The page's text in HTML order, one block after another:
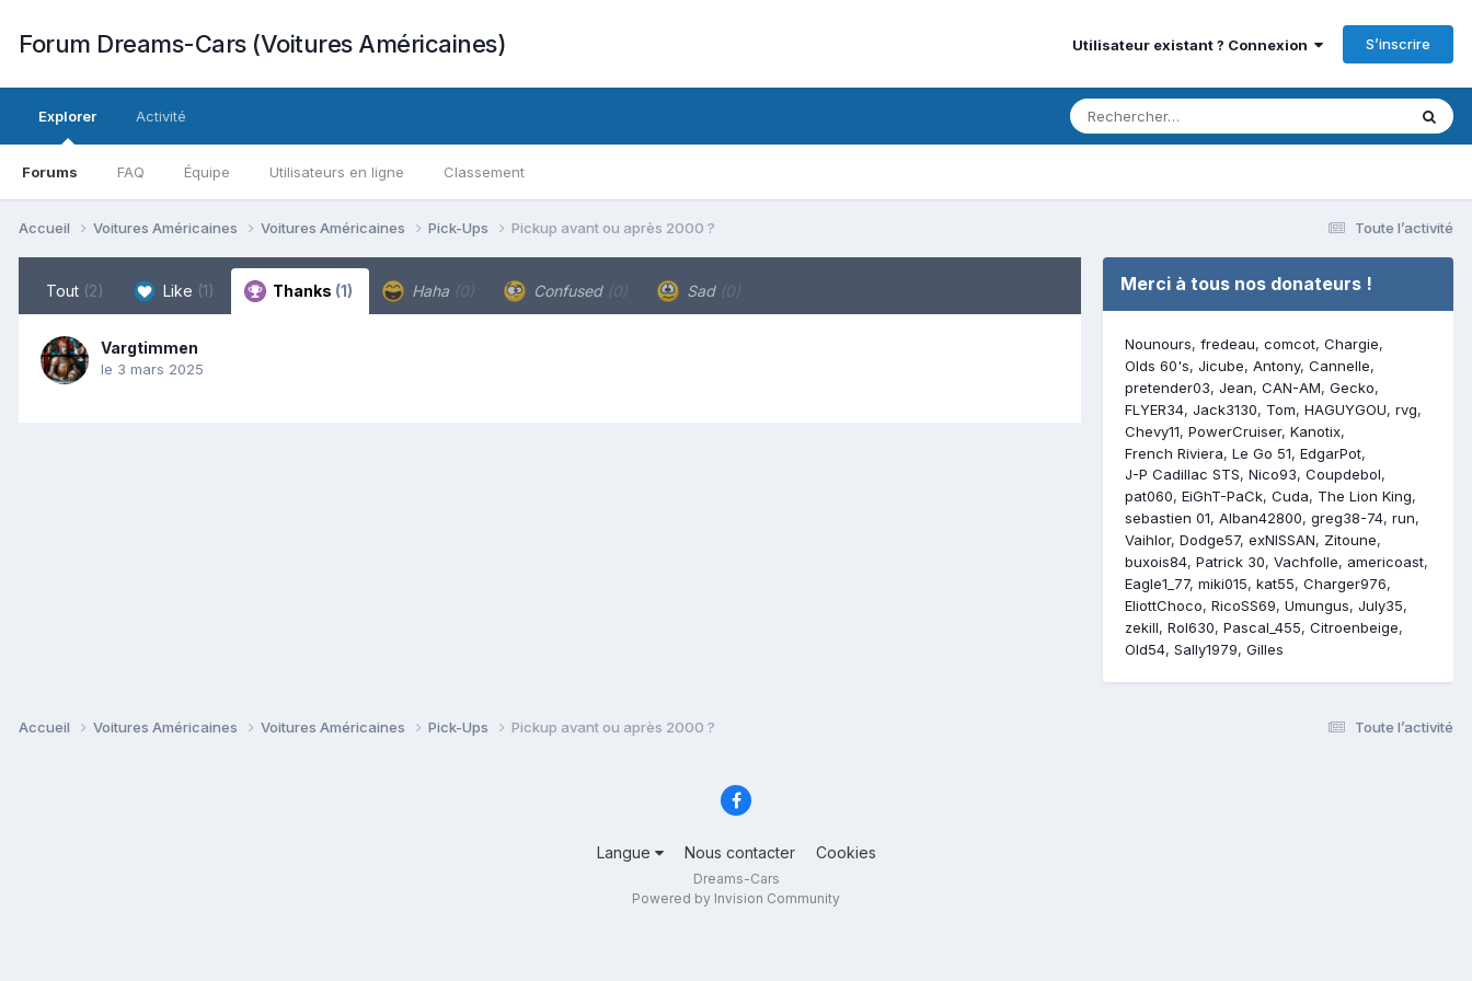
Forum Dreams-Cars (Voitures Américaines) Utilisateur existant ? Connexion S’inscrire
Explorer
Forums FAQ Équipe Utilisateurs en ligne Classement
Activité
Toute l’activité
Accueil Voitures Américaines Voitures Américaines Pick-Ups Pickup avant ou après 2000 ?
Tout (2) Like (1) Thanks (1) Haha (0) Confused (0) Sad (0)
Vargtimmen
le 3 mars 2025
Merci à tous nos donateurs !
Nounours fredeau comcot Chargie
Olds 60's Jicube Antony Cannelle
pretender03 Jean CAN-AM Gecko
FLYER34 Jack3130 Tom HAGUYGOU rvg
Chevy11 PowerCruiser Kanotix
French Riviera Le Go 51 EdgarPot
J-P Cadillac STS Nico93 Coupdebol
pat060 EiGhT-PaCk Cuda
The Lion King
sebastien 01 Alban42800 greg38-74 run
Vaihlor Dodge57 exNISSAN
Zitoune
buxois84 Patrick 30 Vachfolle
americoast
Eagle1_77 miki015 kat55 Charger976
EliottChoco RicoSS69 Umungus July35
zekill Rol630 Pascal_455 Citroenbeige
Old54 Sally1979 Gilles
Toute l’activité
Accueil Voitures Américaines Voitures Américaines Pick-Ups Pickup avant ou après 2000 ?
Langue Nous contacter Cookies
Dreams-Cars
Powered by Invision Community